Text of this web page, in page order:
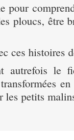
pour
ploucs, être
ces histoires
autrefois le
les petits